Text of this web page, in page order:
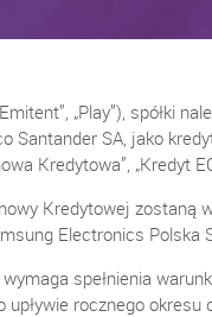
„Play”), spółki
Santander SA, jako
Kredytowa”, „Kredyt
Kredytowej zostaną
Electronics Polska
spełnienia
upływie rocznego